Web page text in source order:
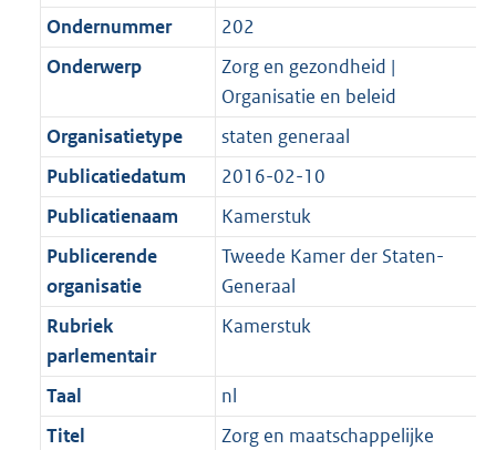
Ondernummer
202
Onderwerp
Zorg en gezondheid |
Organisatie en beleid
Organisatietype
staten generaal
Publicatiedatum
2016-02-10
Publicatienaam
Kamerstuk
Publicerende
organisatie
Tweede Kamer der Staten-
Generaal
Rubriek
parlementair
Kamerstuk
Taal
nl
Titel
Zorg en maatschappelijke